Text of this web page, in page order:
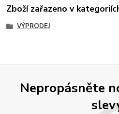
Zboží zařazeno v
VÝPRODEJ
Nepropásněte